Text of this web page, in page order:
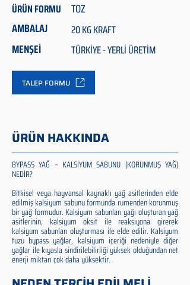
ÜRÜN FORMU
TOZ
AMBALAJ
20 KG KRAFT
MENŞEİ TÜRKİYE - YERLİ ÜRETİM
TALEP FORMU
ÜRÜN HAKKINDA
BYPASS YAĞ – KALSİYUM SABUNU (KORUNMUŞ YAĞ)
NEDİR?
Bitkisel veya hayvansal kaynaklı yağ asitlerinden elde
edilmiş kalsiyum sabunu formunda rumenden korunmuş
bir yağ formudur. Kalsiyum sabunları yağı oluşturan yağ
asitlerinin, kalsiyum oksit ile reaksiyona girerek
kalsiyum sabunları oluşturması ile elde edilir. Kalsiyum
tuzu bypass yağlar, kalsiyum içeriği nedeniyle diğer
yağlar ile kıyasla sindirilebilirliği yüksek olduğundan net
enerji miktarı çok daha yüksektir.